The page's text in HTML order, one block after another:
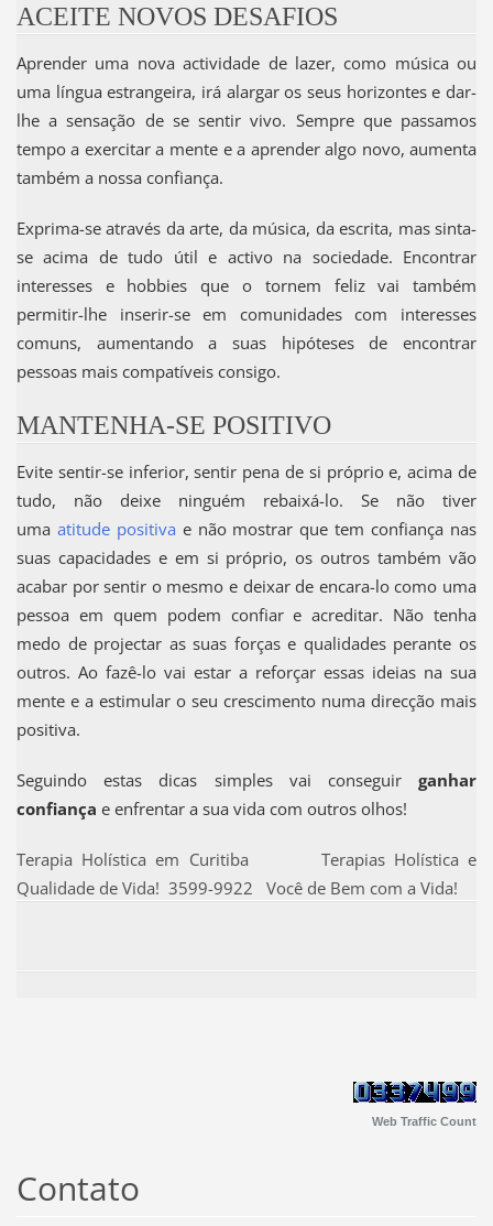
ACEITE NOVOS DESAFIOS
Aprender uma nova actividade de lazer, como música ou
uma língua estrangeira, irá alargar os seus horizontes e dar-
lhe a sensação de se sentir vivo. Sempre que passamos
tempo a exercitar a mente e a aprender algo novo, aumenta
também a nossa confiança.
Exprima-se através da arte, da música, da escrita, mas sinta-
se acima de tudo útil e activo na sociedade. Encontrar
interesses e hobbies que o tornem feliz vai também
permitir-lhe inserir-se em comunidades com interesses
comuns, aumentando a suas hipóteses de encontrar
pessoas mais compatíveis consigo.
MANTENHA-SE POSITIVO
Evite sentir-se inferior, sentir pena de si próprio e, acima de
tudo, não deixe ninguém rebaixá-lo. Se não tiver
uma atitude positiva e não mostrar que tem confiança nas
suas capacidades e em si próprio, os outros também vão
acabar por sentir o mesmo e deixar de encara-lo como uma
pessoa em quem podem confiar e acreditar. Não tenha
medo de projectar as suas forças e qualidades perante os
outros. Ao fazê-lo vai estar a reforçar essas ideias na sua
mente e a estimular o seu crescimento numa direcção mais
positiva.
Seguindo estas dicas simples vai conseguirganhar
confiança e enfrentar a sua vida com outros olhos!
Terapia Holística em Curitiba Terapias Holística e
Qualidade de Vida! 3599-9922 Você de Bem com a Vida!
Web Traffic Count
Contato